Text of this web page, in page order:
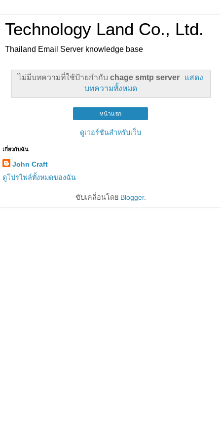
Technology Land Co., Ltd.
Thailand Email Server knowledge base
ไม่มีบทความที่ใช้ป้ายกำกับ chage smtp server
แสดง
บทความทั้งหมด
หน้าแรก
ดูเวอร์ชันสำหรับเว็บ
เกี่ยวกับฉัน
John Craft
ดูโปรไฟล์ทั้งหมดของฉัน
ขับเคลื่อนโดย Blogger.